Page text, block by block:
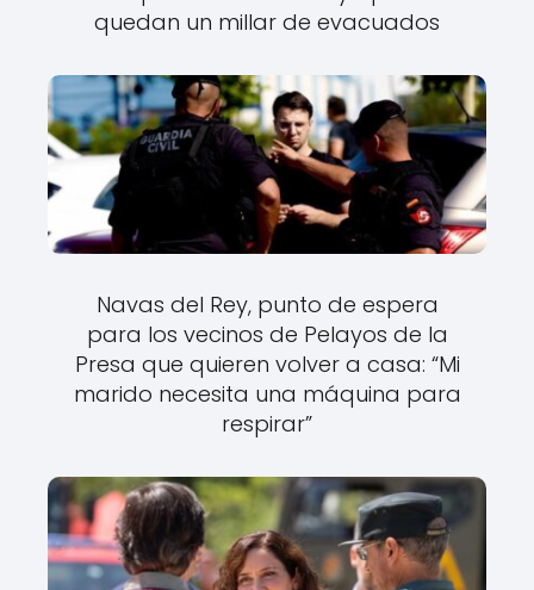
quedan un millar de evacuados
Navas del Rey, punto de espera
para los vecinos de Pelayos de la
Presa que quieren volver a casa: “Mi
marido necesita una máquina para
respirar”